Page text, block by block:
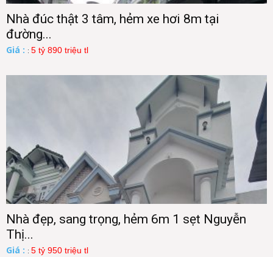
Nhà đúc thật 3 tâm, hẻm xe hơi 8m tại
đường...
Giá : : 5 tỷ 890 triệu tl
Nhà đẹp, sang trọng, hẻm 6m 1 sẹt Nguyễn
Thị...
Giá : : 5 tỷ 950 triệu tl